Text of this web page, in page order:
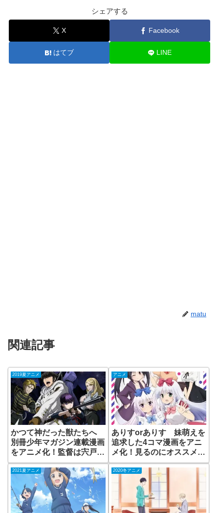
シェアする
X Facebook
はてブ LINE
matu
関連記事
2019夏アニメ
かつて神だった獣たちへ
別冊少年マガジン連載漫画
をアニメ化！監督は宍戸
淳！
アニメ
ありすorありす 妹萌えを
追求した4コマ漫画をアニ
メ化！見るのにオススメな
動画配信サイトは？
2021夏アニメ 2020冬アニメ